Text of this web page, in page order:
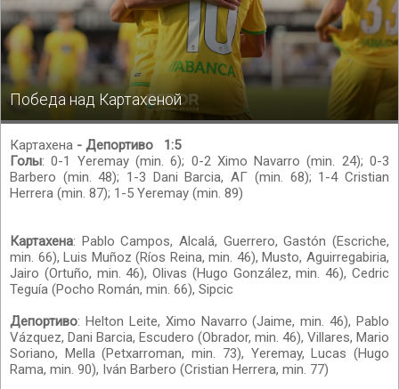
Победа над Картахеной
Картахена - Депортиво 1:5
Голы: 0-1 Yeremay (min. 6); 0-2 Ximo Navarro (min. 24); 0-3
Barbero (min. 48); 1-3 Dani Barcia, АГ (min. 68); 1-4 Cristian
Herrera (min. 87); 1-5 Yeremay (min. 89)
Картахена: Pablo Campos, Alcalá, Guerrero, Gastón (Escriche,
min. 66), Luis Muñoz (Ríos Reina, min. 46), Musto, Aguirregabiria,
Jairo (Ortuño, min. 46), Olivas (Hugo González, min. 46), Cedric
Teguía (Pocho Román, min. 66), Sipcic
Депортиво: Helton Leite, Ximo Navarro (Jaime, min. 46), Pablo
Vázquez, Dani Barcia, Escudero (Obrador, min. 46), Villares, Mario
Soriano, Mella (Petxarroman, min. 73), Yeremay, Lucas (Hugo
Rama, min. 90), Iván Barbero (Cristian Herrera, min. 77)